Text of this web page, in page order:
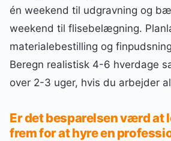
én weekend til udgravning og
weekend til flisebelægning.
materialebestilling og
Beregn realistisk 4-6 hverdage
over 2-3 uger, hvis du arbejder
Er det besparelsen værd at
frem for at hyre en